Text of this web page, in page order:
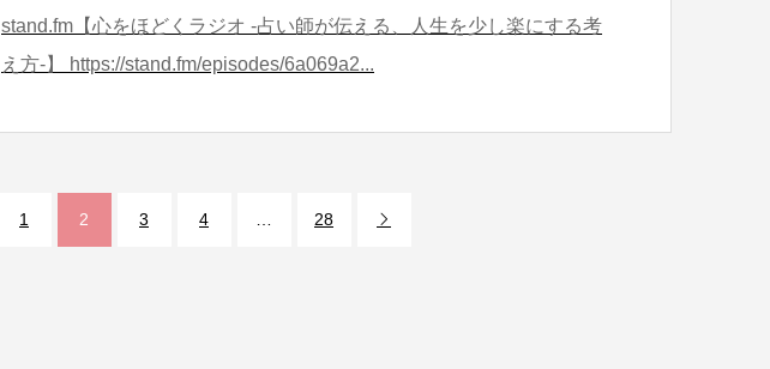
stand.fm【心をほどくラジオ -占い師が伝える、人生を少し楽にする考
え方-】 https://stand.fm/episodes/6a069a2...
1 2 3 4 28 